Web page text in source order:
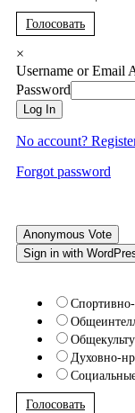
Голосовать
×
Username or Email
Password
Log In
No account?
Forgot password
Anonymous Vote
Sign in with
Духовно-
Голосовать